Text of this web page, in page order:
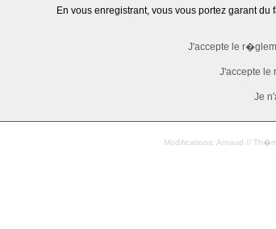
En vous enregistrant, vous vous portez garant
J'accepte le
J'accepte le
Je
Modifications: Arnaud //